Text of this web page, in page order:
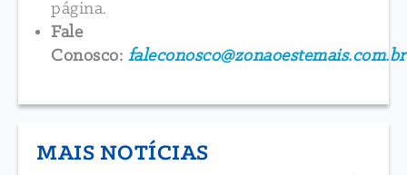
página.
Fale
Conosco: faleconosco@zonaoestemais.com.br
MAIS NOTÍCIAS